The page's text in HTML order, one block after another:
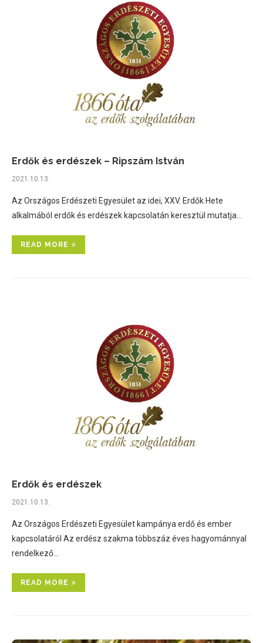
Erdők és erdészek – Ripszám István
2021.10.13.
Az Országos Erdészeti Egyesület az idei, XXV. Erdők Hete
alkalmából erdők és erdészek kapcsolatán keresztül mutatja…
READ MORE
Erdők és erdészek
2021.10.13.
Az Országos Erdészeti Egyesület kampánya erdő és ember
kapcsolatáról Az erdész szakma többszáz éves hagyománnyal
rendelkező…
READ MORE